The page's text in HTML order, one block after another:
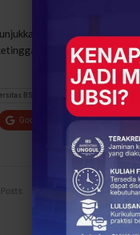
komitmennya dalam
informasi dan
BSI
Google+ ReddIt